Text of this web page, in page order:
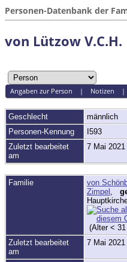
Personen-Datenbank der
von Lützow V.C.H.
Angaben zur Person | Notizen
Geschlecht
männlich
Personen-Kennung
I593
Zuletzt bearbeitet
am
7 Mai 2021
Familie
von
Zimpel
(Alter <
Zuletzt bearbeitet
am
7 Mai 2021